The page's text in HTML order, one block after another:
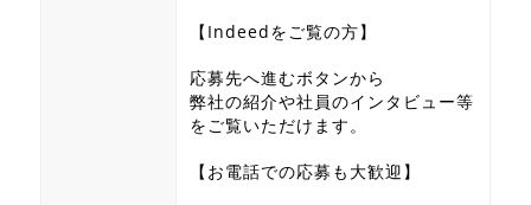
【Indeedをご覧の方】
応募先へ進むボタンから
弊社の紹介や社員のインタビュー等
をご覧いただけます。
【お電話での応募も大歓迎】